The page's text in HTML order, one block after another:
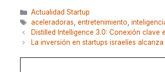
Categorías
Actualidad Startup
Etiquetas
aceleradoras, entretenimiento,
Distilled Intelligence 3.0: Conexión clave
La inversión en startups israelíes